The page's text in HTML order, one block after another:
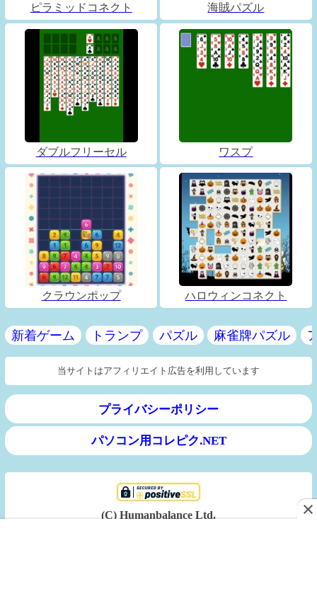
ピラミッドコネクト 海賊パズル
ダブルフリーセル ワスプ
クラウンポップ ハロウィンコネクト
新着ゲーム トランプ パズル 麻雀牌パズル
当サイトはアフィリエイト広告を利用しています
プライバシーポリシー
パソコン用コレピク.NET
(C) Humanbalance Ltd.